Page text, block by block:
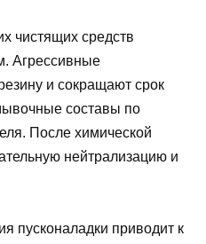
чистящих средств
Агрессивные
и сокращают срок
составы по
После химической
нейтрализацию и
пусконаладки приводит к